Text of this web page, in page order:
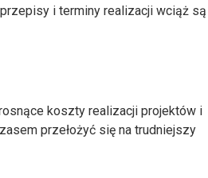
i terminy realizacji wciąż są
koszty realizacji projektów i
przełożyć się na trudniejszy